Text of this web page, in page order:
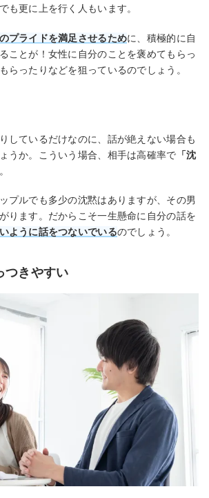
も更に上を行く人もいます。
プライドを満足させるために、積極的に自
ことが！女性に自分のことを褒めてもらっ
らったりなどを狙っているのでしょう。
しているだけなのに、話が絶えない場合も
うか。こういう場合、相手は高確率で 「沈
プルでも多少の沈黙はありますが、その男
ります。だからこそ一生懸命に自分の話を
ように話をつないでいるのでしょう。
つきやすい